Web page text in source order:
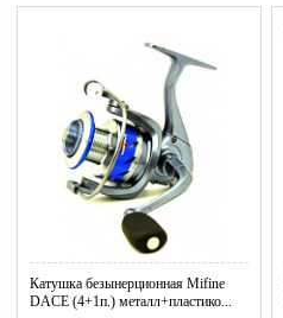
Катушка безынерционная Mifine
DACE (4+1п.) металл+пластико...